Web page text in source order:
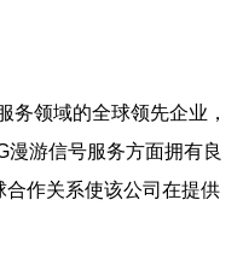
务领域的全球领先企业，
漫游信号服务方面拥有良
作关系使该公司在提供